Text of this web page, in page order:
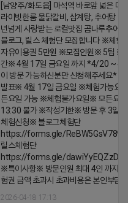
[남양주/화도읍] 마석역 바로앞 넓은 매
라이빗한룸 물닭갈비, 삼계탕, 추어탕 맛
년넘게 사랑받는 로컬맛집 곰나루추어
블로그, 릴스 체험단 모집합니다 ※체험
자유이용권 5만원 ※모집인원※ 5팀 ※
간※ 4월 17일 금요일 까지 *4/20 ~ 4/
이 방문 가능하신분만 신청해주세요* ※
발표※ 4월 17일 금요일 ※체험가능요
든요일 가능 ※체험불가요일※ 모든요
13:30 불가 ※작성기한※ 방문 후 3일
체험신청※ 블로그체험단
https://forms.gle/
릴스체험단
https://forms.gle/
※특이사항※ 방문인원 최대 4인 까지
험권 금액 초과시 초과비용은 본인부담
2026-04-18 17:13